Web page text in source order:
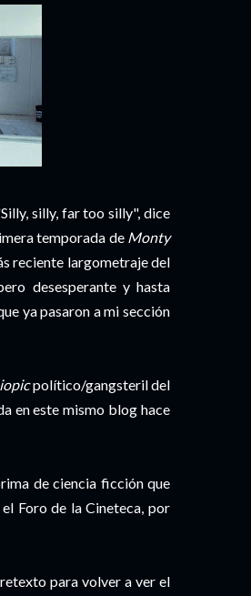
silly, far too silly", dice
temporada de Monty
reciente largometraje del
desesperante y hasta
ya pasaron a mi sección
político/gangsteril del
en este mismo blog hace
de ciencia ficción que
Foro de la Cineteca, por
para volver a ver el